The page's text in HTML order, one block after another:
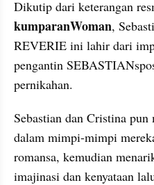
kumparanWoman,
REVERIE ini lahir dari
pengantin
pernikahan.
Sebastian dan Cristina
dalam mimpi-mimpi
romansa, kemudian
imajinasi dan kenyataan